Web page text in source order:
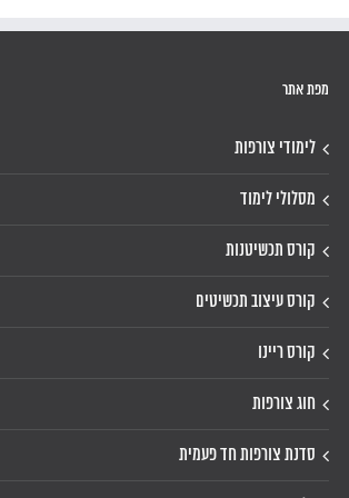
מפת אתר
לימודי צורפות
מסלולי לימוד
קורס תכשיטנות
קורס עיצוב תכשיטים
קורס ריינו
חוג צורפות
סדנת צורפות חד פעמית